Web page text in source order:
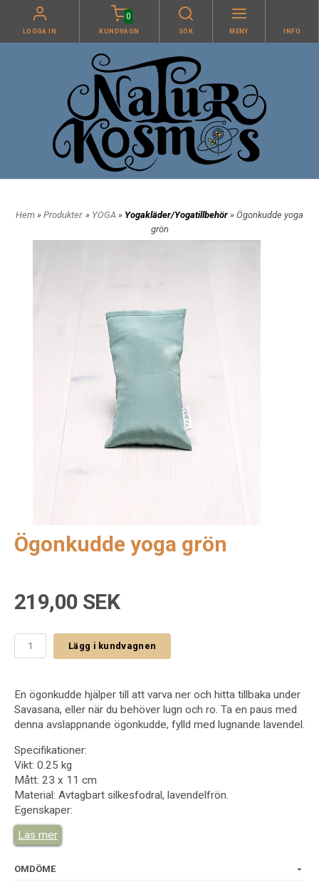
LOGGA IN
0
KUNDVAGN SÖK MENY INFO
Hem » Produkter. » YOGA » Yogakläder/Yogatillbehör » Ögonkudde yoga
grön
Ögonkudde yoga grön
219,00 SEK
Lägg i kundvagnen
En ögonkudde hjälper till att varva ner och hitta tillbaka under
Savasana, eller när du behöver lugn och ro. Ta en paus med
denna avslappnande ögonkudde, fylld med lugnande lavendel.
Specifikationer:
Vikt: 0.25 kg
Mått: 23 x 11 cm
Material: Avtagbart silkesfodral, lavendelfrön.
Egenskaper:
Hjälper dig att slappna av och skapa lugn.
Läs mer
OMDÖME